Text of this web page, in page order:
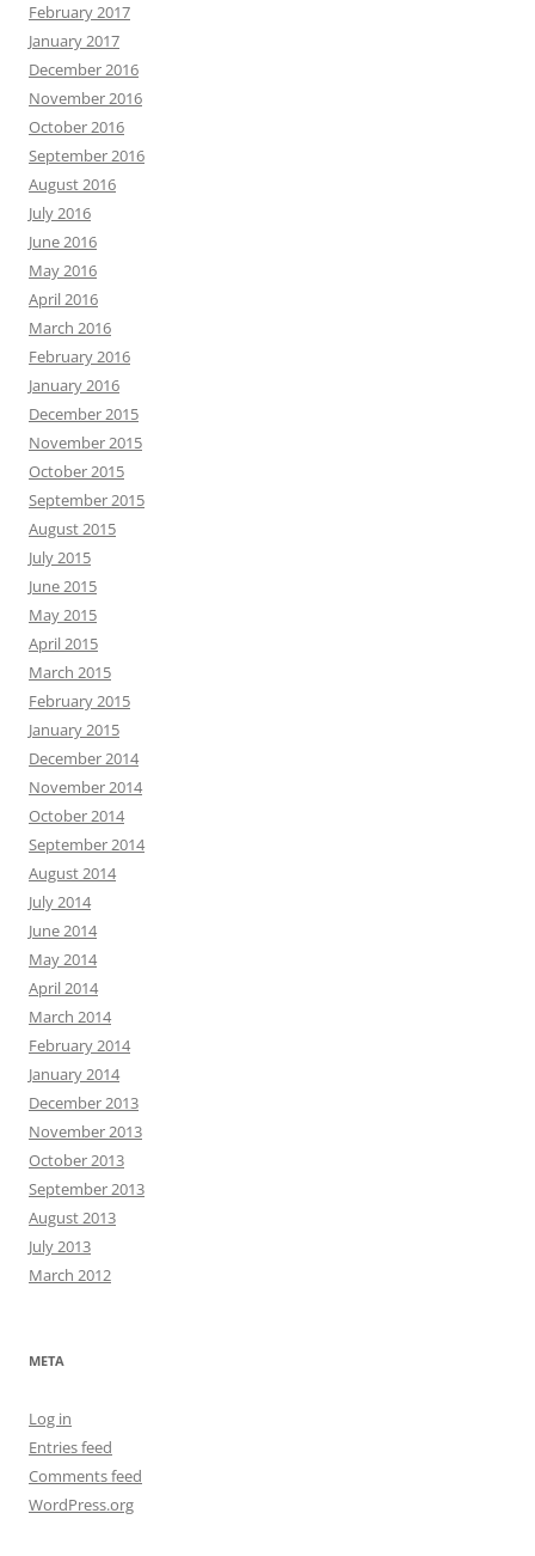
February 2017
January 2017
December 2016
November 2016
October 2016
September 2016
August 2016
July 2016
June 2016
May 2016
April 2016
March 2016
February 2016
January 2016
December 2015
November 2015
October 2015
September 2015
August 2015
July 2015
June 2015
May 2015
April 2015
March 2015
February 2015
January 2015
December 2014
November 2014
October 2014
September 2014
August 2014
July 2014
June 2014
May 2014
April 2014
March 2014
February 2014
January 2014
December 2013
November 2013
October 2013
September 2013
August 2013
July 2013
March 2012
META
Log in
Entries feed
Comments feed
WordPress.org